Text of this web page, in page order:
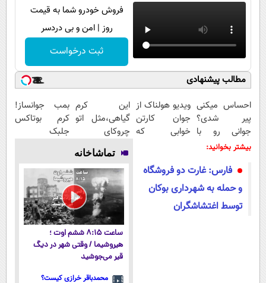
فروش خودرو شما به قیمت
روز | امن و بی دردسر
ثبت درخواست
مطالب پیشنهادی
احساس میکنی
پیر شدی؟
جوانی رو با
جوانساز جلبک
ویدیو هولناک از
جوان کارتن
خوابی که
این کرم
گیاهی،مثل اتو
چروکای
پوستتوصاف
میکنه!50%تخفیف
بمب جوانساز!
کرم بوتاکس
جلبک
بیشتر بخوانید:
فارس: غارت دو فروشگاه
و حمله به شهرداری بوکان
توسط اغتشاشگران
تماشاخانه
ساعت ۸:۱۵ ششم اوت ؛
هیروشیما / وقتی شهر در دیگ
قیر می‌جوشید
محمدباقر خرازی کیست؟